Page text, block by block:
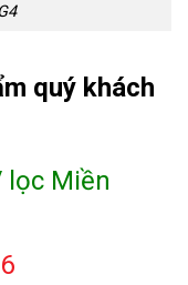
quý khách
lọc Miền